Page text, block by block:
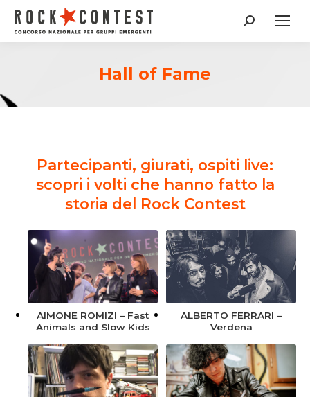
Cerca:
Hall of Fame
Partecipanti, giurati, ospiti live:
scopri i volti che hanno fatto la
storia del Rock Contest
AIMONE ROMIZI – Fast
Animals and Slow Kids
ALBERTO FERRARI –
Verdena